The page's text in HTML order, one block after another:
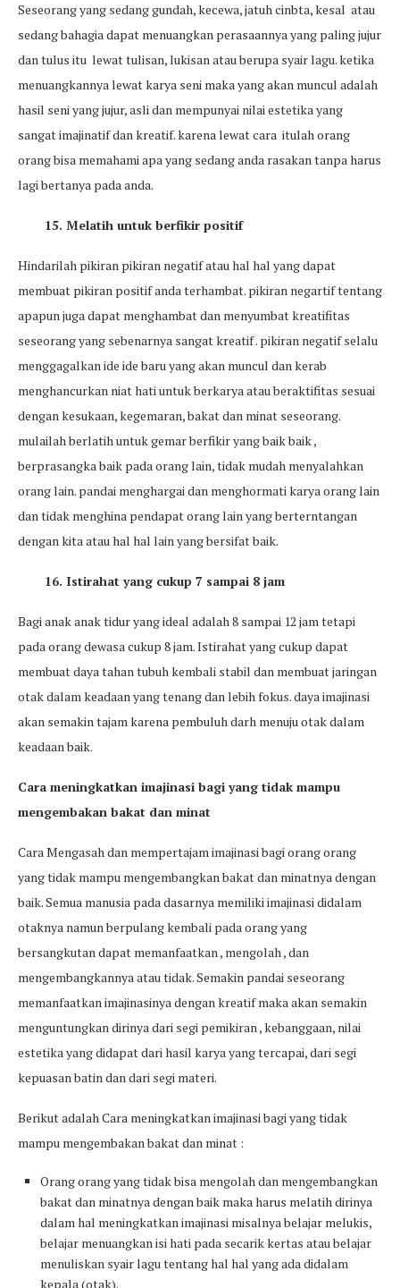
Seseorang yang sedang gundah, kecewa, jatuh cinbta, kesal atau
sedang bahagia dapat menuangkan perasaannya yang paling jujur
dan tulus itu lewat tulisan, lukisan atau berupa syair lagu. ketika
menuangkannya lewat karya seni maka yang akan muncul adalah
hasil seni yang jujur, asli dan mempunyai nilai estetika yang
sangat imajinatif dan kreatif. karena lewat cara itulah orang
orang bisa memahami apa yang sedang anda rasakan tanpa harus
lagi bertanya pada anda.
15. Melatih untuk berfikir positif
Hindarilah pikiran pikiran negatif atau hal hal yang dapat
membuat pikiran positif anda terhambat. pikiran negartif tentang
apapun juga dapat menghambat dan menyumbat kreatifitas
seseorang yang sebenarnya sangat kreatif . pikiran negatif selalu
menggagalkan ide ide baru yang akan muncul dan kerab
menghancurkan niat hati untuk berkarya atau beraktifitas sesuai
dengan kesukaan, kegemaran, bakat dan minat seseorang.
mulailah berlatih untuk gemar berfikir yang baik baik ,
berprasangka baik pada orang lain, tidak mudah menyalahkan
orang lain. pandai menghargai dan menghormati karya orang lain
dan tidak menghina pendapat orang lain yang berterntangan
dengan kita atau hal hal lain yang bersifat baik.
16. Istirahat yang cukup 7 sampai 8 jam
Bagi anak anak tidur yang ideal adalah 8 sampai 12 jam tetapi
pada orang dewasa cukup 8 jam. Istirahat yang cukup dapat
membuat daya tahan tubuh kembali stabil dan membuat jaringan
otak dalam keadaan yang tenang dan lebih fokus. daya imajinasi
akan semakin tajam karena pembuluh darh menuju otak dalam
keadaan baik.
Cara meningkatkan imajinasi bagi yang tidak mampu
mengembakan bakat dan minat
Cara Mengasah dan mempertajam imajinasi bagi orang orang
yang tidak mampu mengembangkan bakat dan minatnya dengan
baik. Semua manusia pada dasarnya memiliki imajinasi didalam
otaknya namun berpulang kembali pada orang yang
bersangkutan dapat memanfaatkan , mengolah , dan
mengembangkannya atau tidak. Semakin pandai seseorang
memanfaatkan imajinasinya dengan kreatif maka akan semakin
menguntungkan dirinya dari segi pemikiran , kebanggaan, nilai
estetika yang didapat dari hasil karya yang tercapai, dari segi
kepuasan batin dan dari segi materi.
Berikut adalah Cara meningkatkan imajinasi bagi yang tidak
mampu mengembakan bakat dan minat :
Orang orang yang tidak bisa mengolah dan mengembangkan
bakat dan minatnya dengan baik maka harus melatih dirinya
dalam hal meningkatkan imajinasi misalnya belajar melukis,
belajar menuangkan isi hati pada secarik kertas atau belajar
menuliskan syair lagu tentang hal hal yang ada didalam
kepala (otak).